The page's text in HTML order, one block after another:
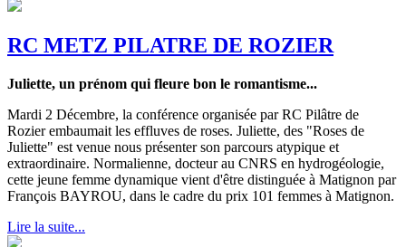
RC METZ PILATRE DE ROZIER
Juliette, un prénom qui fleure bon le romantisme...
Mardi 2 Décembre, la conférence organisée par RC Pilâtre de
Rozier embaumait les effluves de roses. Juliette, des "Roses de
Juliette" est venue nous présenter son parcours atypique et
extraordinaire. Normalienne, docteur au CNRS en hydrogéologie,
cette jeune femme dynamique vient d'être distinguée à Matignon par
François BAYROU, dans le cadre du prix 101 femmes à Matignon.
Lire la suite...